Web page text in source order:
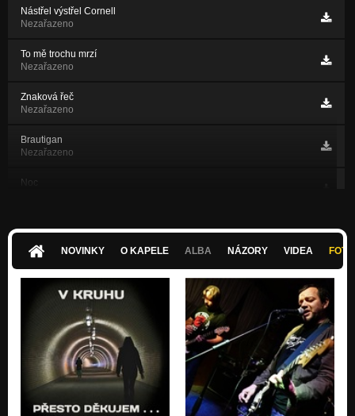
Nástřel výstřel Cornell
Nezařazeno
To mě trochu mrzí
Nezařazeno
Znaková řeč
Nezařazeno
Brautigan
Nezařazeno
Noc
To je jedno
Nezařazeno
Nezařazeno
Tak já jdu pro ten kufr
Nezařazeno
Nezařazeno
NOVINKY O KAPELE ALBA NÁZORY VIDEA